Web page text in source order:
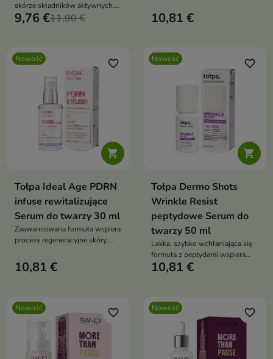
skórze składników aktywnych,
które wspierają jej naturalne
9,76 €11,90 €
osłabioną barierą hydrolipidową.
10,81 €
Nowość

favorite_border
Tołpa Ideal Age PDRN
infuse rewitalizujące
Serum do twarzy 30 ml
Zaawansowana formuła wspiera
procesy regeneracyjne skóry,
pomaga przywrócić zdrowy,
promienny wygląd
10,81 €
Nowość

favorite_border
Tołpa Dermo Shots
Wrinkle Resist
peptydowe Serum do
twarzy 50 ml
Lekka, szybko wchłaniająca się
formuła z peptydami wspiera
poprawę jędrności i
10,81 €
Nowość favorite_border Nowość favorite_border